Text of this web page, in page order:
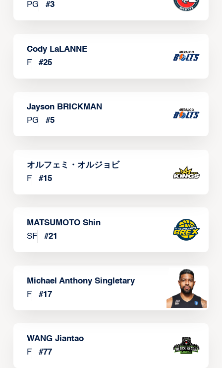
PG
#3
Cody LaLANNE
F
#25
Jayson BRICKMAN
PG
#5
オルフェミ・オルジョビ
F
#15
MATSUMOTO Shin
SF
#21
Michael Anthony Singletary
F
#17
WANG Jiantao
F
#77